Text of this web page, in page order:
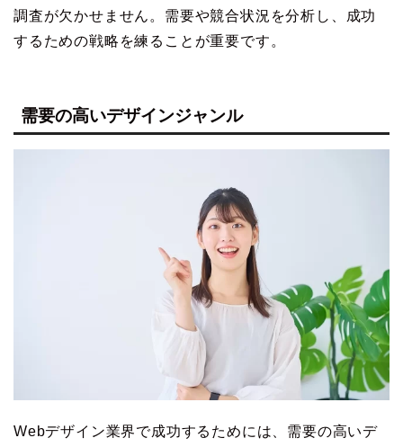
調査が欠かせません。需要や競合状況を分析し、成功
するための戦略を練ることが重要です。
需要の高いデザインジャンル
Webデザイン業界で成功するためには、需要の高いデ